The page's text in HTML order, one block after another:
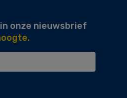
onze nieuwsbrief